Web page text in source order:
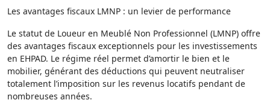
Les avantages fiscaux LMNP : un levier de performance
Le statut de Loueur en Meublé Non Professionnel (LMNP) offre
des avantages fiscaux exceptionnels pour les investissements
en EHPAD. Le régime réel permet d’amortir le bien et le
mobilier, générant des déductions qui peuvent neutraliser
totalement l’imposition sur les revenus locatifs pendant de
nombreuses années.